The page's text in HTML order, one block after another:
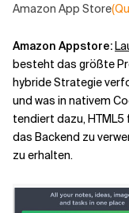
Amazon App Store
Amazon Appstore:
besteht das größte
hybride Strategie
und was in nativem
tendiert dazu,
das Backend zu
zu erhalten.